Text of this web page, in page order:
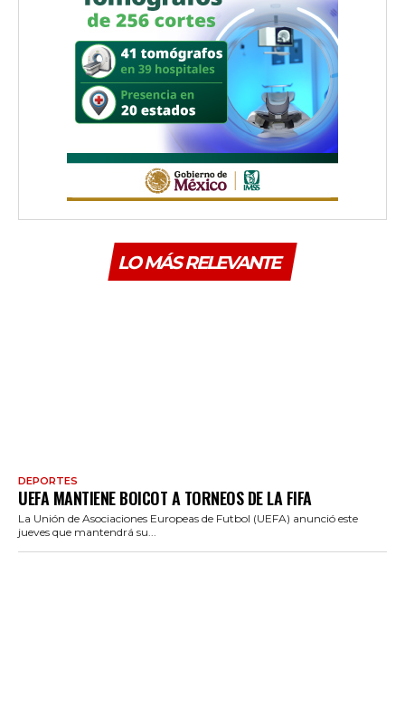
LO MÁS RELEVANTE
DEPORTES
UEFA MANTIENE BOICOT A TORNEOS DE LA FIFA
La Unión de Asociaciones Europeas de Futbol (UEFA) anunció este
jueves que mantendrá su...